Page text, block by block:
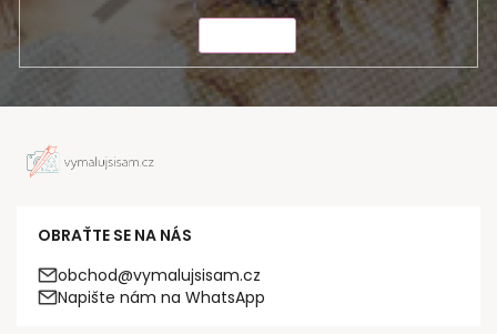
OBRAŤTE SE NA NÁS
obchod@vymalujsisam.cz
Napište nám na WhatsApp